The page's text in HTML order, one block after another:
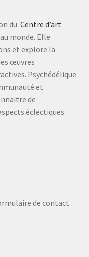
du Centre d’art
monde. Elle
et explore la
œuvres
Psychédélique
et
de
éclectiques.
de contact